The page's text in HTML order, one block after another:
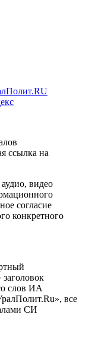
ссылка на
видео
согласие
конкретного
слов ИА
все
СИ